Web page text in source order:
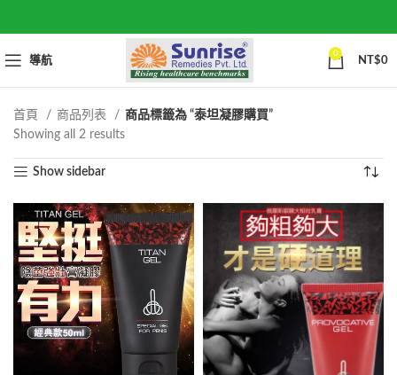
導航
0
NT$0
首頁 商品列表
商品標籤為 “泰坦凝膠購買”
Showing all 2 resultsSorted
Show sidebar